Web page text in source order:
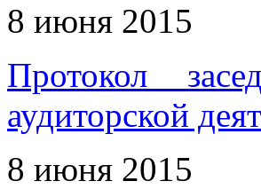
8 июня 2015
Протокол
аудиторской
8 июня 2015